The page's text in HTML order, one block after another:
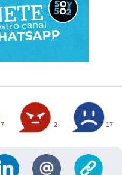
7 2 17